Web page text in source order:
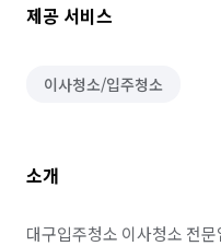
제공 서비스
이사청소/입주청소
소개
대구입주청소 이사청소 전